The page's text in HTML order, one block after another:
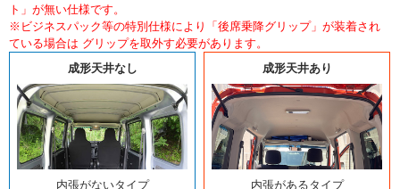
ト」が無い仕様です。
※ビジネスパック等の特別仕様により「後席乗降グリップ」が装着され
ている場合は グリップを取外す必要があります。
成形天井なし
内張がないタイプ
成形天井あり
内張があるタイプ